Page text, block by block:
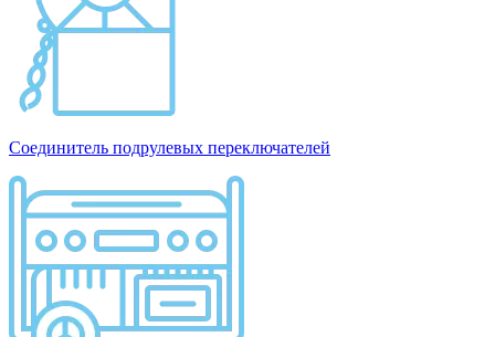
Соединитель подрулевых переключателей